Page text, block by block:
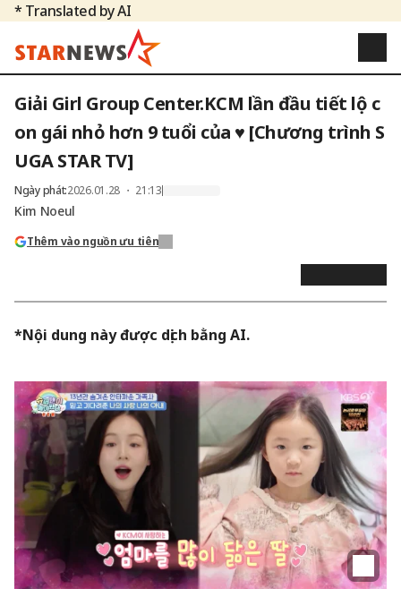
* Translated by AI
Giải Girl Group Center.KCM lần đầu tiết lộ c
on gái nhỏ hơn 9 tuổi của ♥ [Chương trình S
UGA STAR TV]
Ngày phát:2026.01.28 ・ 21:13
Kim Noeul
Thêm vào nguồn ưu tiên
*Nội dung này được dịch bằng AI.